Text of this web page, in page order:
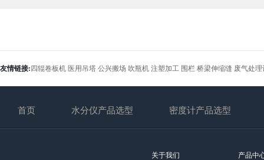
友情链接: 四辊卷板机 医用吊塔 公兴搬场 吹瓶机 注塑加工 围栏 桥梁伸缩缝 废气处理
首页 水分仪产品选型 密度计产品选型
关于我们 产品中